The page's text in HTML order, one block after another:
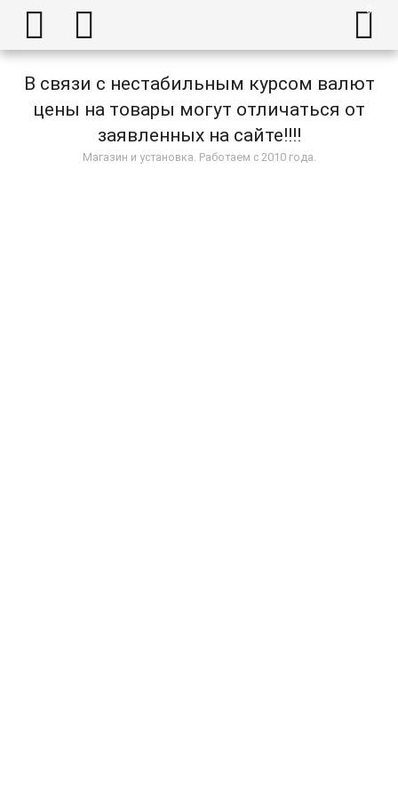
  
В связи с нестабильным курсом валют
цены на товары могут отличаться от
заявленных на сайте!!!!
Магазин и установка. Работаем с 2010 года.